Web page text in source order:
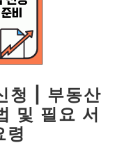
청 | 부동산
및 필요 서
령